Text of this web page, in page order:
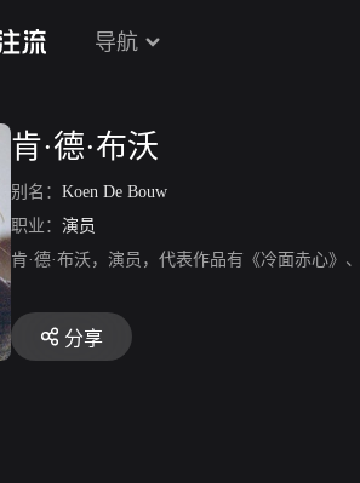
导航
肯·德·布沃
别名： Koen De Bouw
职业： 演员
肯·德·布沃，演员，代表作品有《冷面赤心》
分享